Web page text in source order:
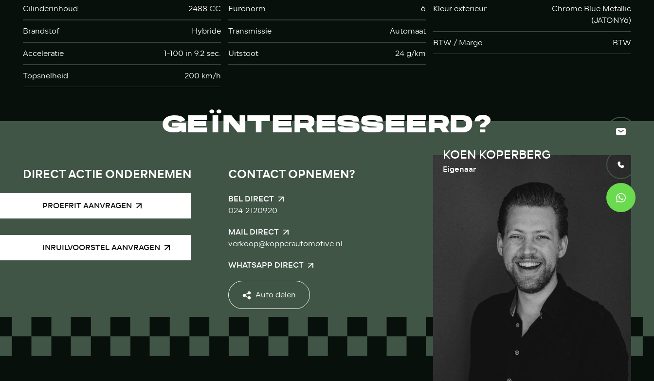
Cilinderinhoud
2488 CC
Brandstof
Hybride
Acceleratie
1-100 in 9.2 sec.
Topsnelheid
200 km/h
Euronorm
6
Transmissie
Automaat
Uitstoot
24 g/km
Kleur exterieur
Chrome Blue Metallic
(JATONY6)
BTW / Marge
BTW
GEÏNTERESSEERD?
DIRECT ACTIE ONDERNEMEN
PROEFRIT AANVRAGEN
INRUILVOORSTEL AANVRAGEN
CONTACT OPNEMEN?
BEL DIRECT
024-2120920
MAIL DIRECT
verkoop@kopperautomotive.nl
WHATSAPP DIRECT
Auto delen
KOEN KOPERBERG
Eigenaar